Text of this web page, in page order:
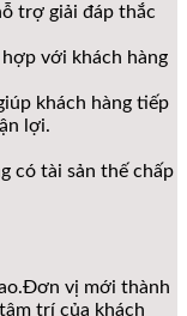
trợ giải đáp thắc
với khách hàng
khách hàng tiếp
lợi.
có tài sản thế chấp
vị mới thành
trí của khách